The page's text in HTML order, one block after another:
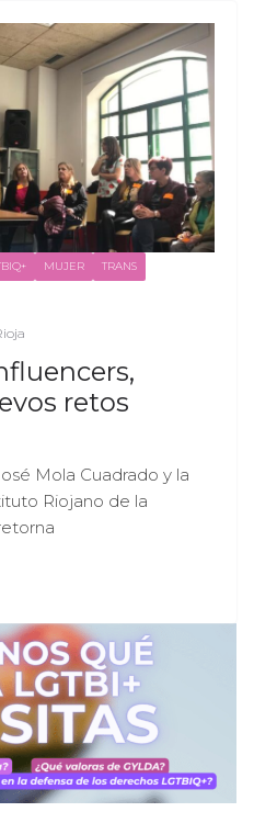
MUJER
TRANS
retos
Mola Cuadrado y la
Riojano de la